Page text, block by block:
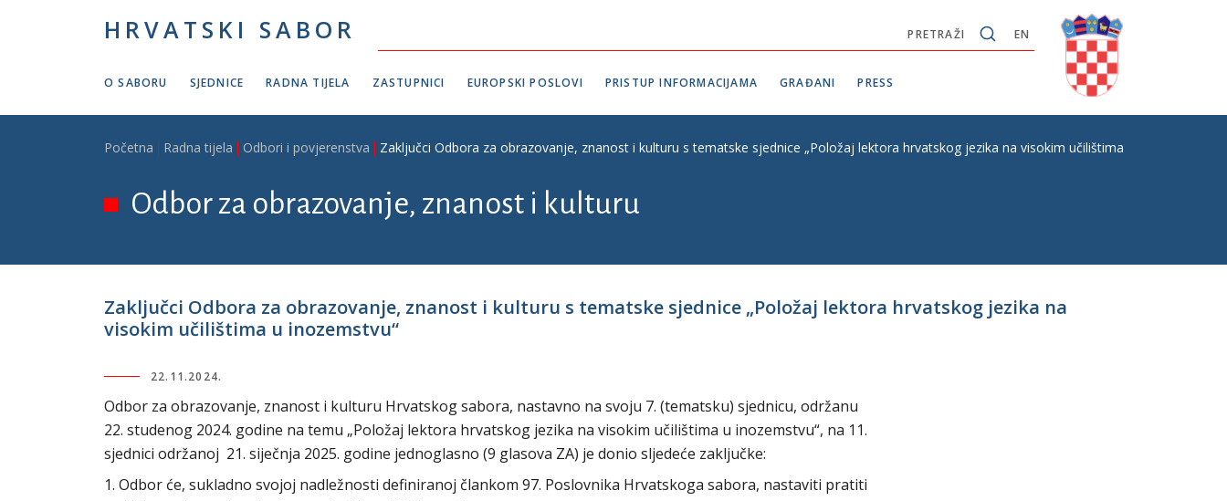
HRVATSKI SABOR EN
PRETRAŽI
O SABORU SJEDNICE RADNA TIJELA ZASTUPNICI EUROPSKI POSLOVI PRISTUP INFORMACIJAMA GRAĐANI PRESS
Breadcrumb
Početna Radna tijela Odbori i povjerenstva Zaključci Odbora za obrazovanje, znanost i kulturu s tematske sjednice „Položaj lektora hrvatskog jezika na visokim učilištima u inozemstvu“
Odbor za obrazovanje, znanost i kulturu
Zaključci Odbora za obrazovanje, znanost i kulturu s tematske sjednice „Položaj lektora hrvatskog jezika na
visokim učilištima u inozemstvu“
22.11.2024.
Odbor za obrazovanje, znanost i kulturu Hrvatskog sabora, nastavno na svoju 7. (tematsku) sjednicu, održanu
22. studenog 2024. godine na temu „Položaj lektora hrvatskog jezika na visokim učilištima u inozemstvu“, na 11.
sjednici održanoj 21. siječnja 2025. godine jednoglasno (9 glasova ZA) je donio sljedeće zaključke:
1. Odbor će, sukladno svojoj nadležnosti definiranoj člankom 97. Poslovnika Hrvatskoga sabora, nastaviti pratiti